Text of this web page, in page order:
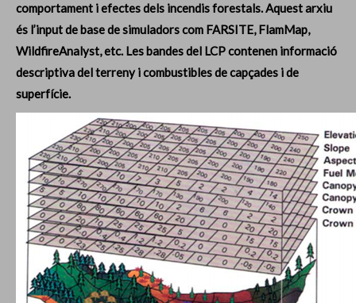
comportament i efectes dels incendis forestals. Aquest arxiu
és l’input de base de simuladors com FARSITE, FlamMap,
WildfireAnalyst, etc. Les bandes del LCP contenen informació
descriptiva del terreny i combustibles de capçades i de
superfície.